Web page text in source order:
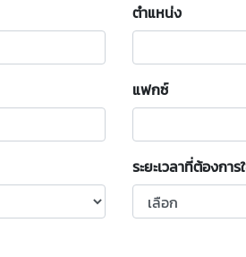
ตำแหน่ง
แฟกซ์
ระยะเวลาที่ต้องกา